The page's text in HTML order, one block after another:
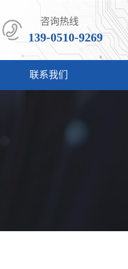
咨询热线
139-0510-9269
联系我们